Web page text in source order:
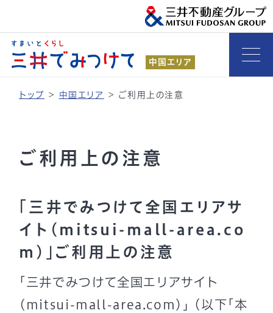
中国エリア
トップ > 中国エリア > ご利用上の注意
ご利用上の注意
「三井でみつけて全国エリアサ
イト(mitsui-mall-area.co
m)」ご利用上の注意
「三井でみつけて全国エリアサイト
(mitsui-mall-area.com)」 （以下「本